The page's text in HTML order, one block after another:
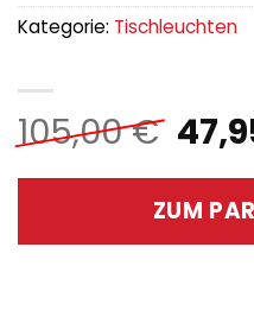
105,00€
Preis
war:
ZUM
Kategorie: Tischleuchten